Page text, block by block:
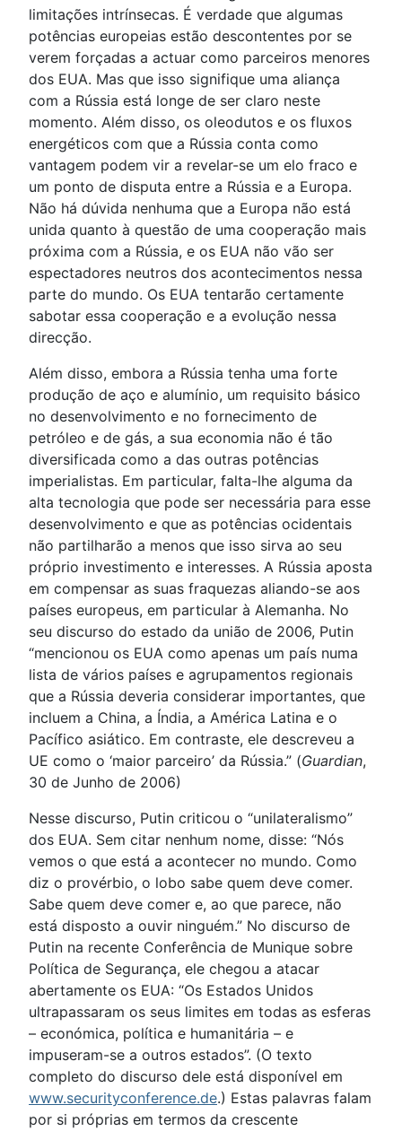
limitações intrínsecas. É verdade que algumas
potências europeias estão descontentes por se
verem forçadas a actuar como parceiros menores
dos EUA. Mas que isso signifique uma aliança
com a Rússia está longe de ser claro neste
momento. Além disso, os oleodutos e os fluxos
energéticos com que a Rússia conta como
vantagem podem vir a revelar-se um elo fraco e
um ponto de disputa entre a Rússia e a Europa.
Não há dúvida nenhuma que a Europa não está
unida quanto à questão de uma cooperação mais
próxima com a Rússia, e os EUA não vão ser
espectadores neutros dos acontecimentos nessa
parte do mundo. Os EUA tentarão certamente
sabotar essa cooperação e a evolução nessa
direcção.
Além disso, embora a Rússia tenha uma forte
produção de aço e alumínio, um requisito básico
no desenvolvimento e no fornecimento de
petróleo e de gás, a sua economia não é tão
diversificada como a das outras potências
imperialistas. Em particular, falta-lhe alguma da
alta tecnologia que pode ser necessária para esse
desenvolvimento e que as potências ocidentais
não partilharão a menos que isso sirva ao seu
próprio investimento e interesses. A Rússia aposta
em compensar as suas fraquezas aliando-se aos
países europeus, em particular à Alemanha. No
seu discurso do estado da união de 2006, Putin
“mencionou os EUA como apenas um país numa
lista de vários países e agrupamentos regionais
que a Rússia deveria considerar importantes, que
incluem a China, a Índia, a América Latina e o
Pacífico asiático. Em contraste, ele descreveu a
UE como o ‘maior parceiro’ da Rússia.” (Guardian,
30 de Junho de 2006)
Nesse discurso, Putin criticou o “unilateralismo”
dos EUA. Sem citar nenhum nome, disse: “Nós
vemos o que está a acontecer no mundo. Como
diz o provérbio, o lobo sabe quem deve comer.
Sabe quem deve comer e, ao que parece, não
está disposto a ouvir ninguém.” No discurso de
Putin na recente Conferência de Munique sobre
Política de Segurança, ele chegou a atacar
abertamente os EUA: “Os Estados Unidos
ultrapassaram os seus limites em todas as esferas
– económica, política e humanitária – e
impuseram-se a outros estados”. (O texto
completo do discurso dele está disponível em
www.securityconference.de.) Estas palavras falam
por si próprias em termos da crescente